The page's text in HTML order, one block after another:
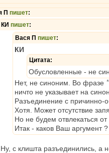
П пишет:
КИ пишет:
Вася П пишет:
КИ
Цитата:
Обусловленные - не
Нет, не синоним. Во фразе
ничто не указывает на
Разъединение с
Хотя. Может отсутствие
Но не будем отвлекаться
Итак - каков Ваш аргумент ?
Ну, с клишта разъединились, а